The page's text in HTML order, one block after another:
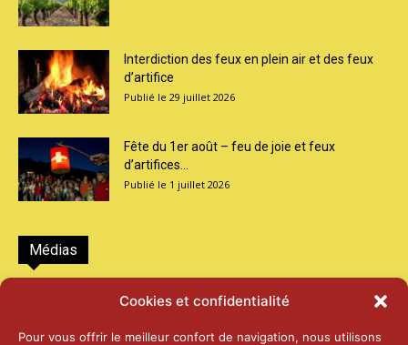
Cookies et confidentialité
Pour vous offrir le meilleur confort de navigation, nous utilisons
Interdiction des feux en plein air et des feux
d’artifice
29 juillet 2026
Fête du 1er août – feu de joie et feux
d’artifices...
1 juillet 2026
Médias
2026 – Laiterie d’Orsières et Abbaye de St-
25 juin 2026